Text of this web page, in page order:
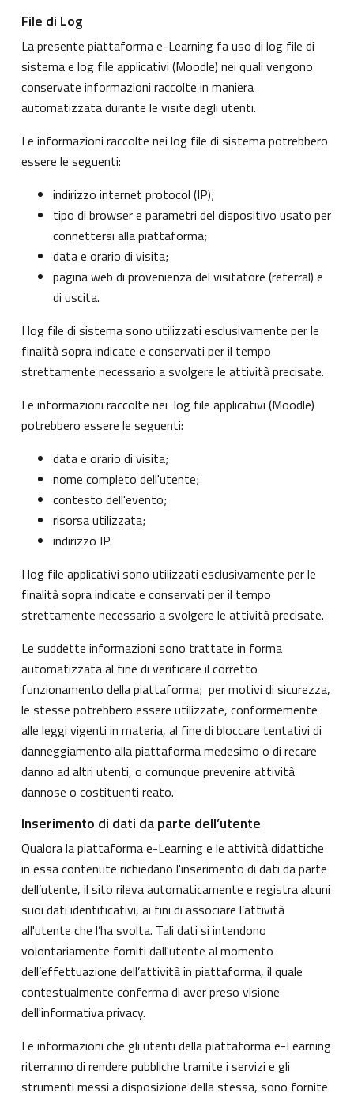
File di Log
La presente piattaforma e-Learning fa uso di log file di
sistema e log file applicativi (Moodle) nei quali vengono
conservate informazioni raccolte in maniera
automatizzata durante le visite degli utenti.
Le informazioni raccolte nei log file di sistema potrebbero
essere le seguenti:
indirizzo internet protocol (IP);
tipo di browser e parametri del dispositivo usato per
connettersi alla piattaforma;
data e orario di visita;
pagina web di provenienza del visitatore (referral) e
di uscita.
I log file di sistema sono utilizzati esclusivamente per le
finalità sopra indicate e conservati per il tempo
strettamente necessario a svolgere le attività precisate.
Le informazioni raccolte nei log file applicativi (Moodle)
potrebbero essere le seguenti:
data e orario di visita;
nome completo dell'utente;
contesto dell'evento;
risorsa utilizzata;
indirizzo IP.
I log file applicativi sono utilizzati esclusivamente per le
finalità sopra indicate e conservati per il tempo
strettamente necessario a svolgere le attività precisate.
Le suddette informazioni sono trattate in forma
automatizzata al fine di verificare il corretto
funzionamento della piattaforma; per motivi di sicurezza,
le stesse potrebbero essere utilizzate, conformemente
alle leggi vigenti in materia, al fine di bloccare tentativi di
danneggiamento alla piattaforma medesimo o di recare
danno ad altri utenti, o comunque prevenire attività
dannose o costituenti reato.
Inserimento di dati da parte dell’utente
Qualora la piattaforma e-Learning e le attività didattiche
in essa contenute richiedano l'inserimento di dati da parte
dell’utente, il sito rileva automaticamente e registra alcuni
suoi dati identificativi, ai fini di associare l’attività
all'utente che l’ha svolta. Tali dati si intendono
volontariamente forniti dall'utente al momento
dell’effettuazione dell’attività in piattaforma, il quale
contestualmente conferma di aver preso visione
dell'informativa privacy.
Le informazioni che gli utenti della piattaforma e-Learning
riterranno di rendere pubbliche tramite i servizi e gli
strumenti messi a disposizione della stessa, sono fornite